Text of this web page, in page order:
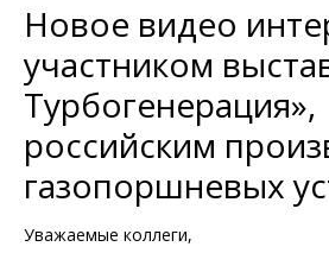
Новое видео
участником
Турбогенерация»,
российским
газопоршневых
Уважаемые коллеги,